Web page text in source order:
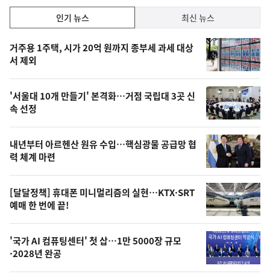
기,
최
신,
오
늘
의
영
상
오
늘
의
사
진
인기 뉴스 최신 뉴스
기
뉴
스
거주용 1주택, 시가 20억 원까지 종부세 과세 대상
서 제외
'서울대 10개 만들기' 본격화…거점 국립대 3곳 신
속 선정
내년부터 아르헨산 원유 수입…핵심광물 공급망 협
력 체계 마련
[달달정책] 휴대폰 미니멀리즘의 실현…KTX·SRT
예매 한 번에 끝!
'국가 AI 컴퓨팅센터' 첫 삽…1만 5000장 규모
·2028년 완공